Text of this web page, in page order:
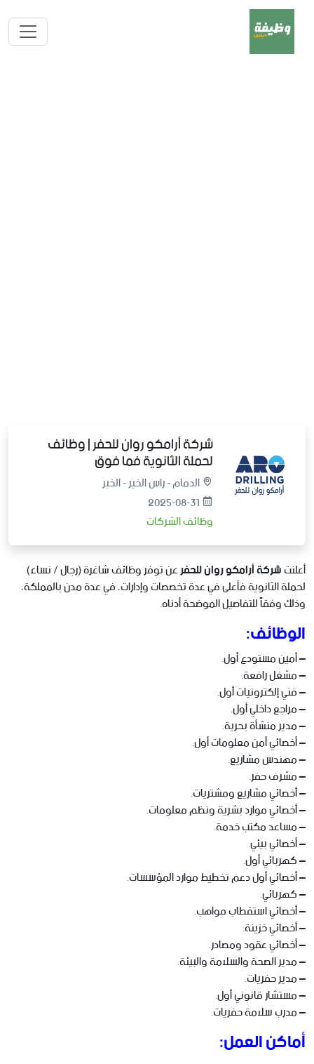
شركة أرامكو روان للحفر | وظائف
لحملة الثانوية فما فوق
الدمام - راس الخير - الخبر
2025-08-31
وظائف الشركات
أعلنتشركة أرامكو روان للحفرعن توفر وظائف شاغرة (رجال / نساء)
لحملة الثانوية فأعلى في عدة تخصصات وإدارات، في عدة مدن بالمملكة،
وذلك وفقاً للتفاصيل الموضحة أدناه.
الوظائف:
– أمين مستودع أول.
– مشغل رافعة.
– فني إلكترونيات أول.
– مراجع داخلي أول.
– مدير منشأة بحرية.
– أخصائي أمن معلومات أول.
– مهندس مشاريع.
– مشرف حفر.
– أخصائي مشاريع ومشتريات.
– أخصائي موارد بشرية ونظم معلومات.
– مساعد مكتب خدمة.
– أخصائي بيئي.
– كهربائي أول.
– أخصائي أول دعم تخطيط موارد المؤسسات.
– كهربائي.
– أخصائي استقطاب مواهب.
– أخصائي خزينة.
– أخصائي عقود ومصادر.
– مدير الصحة والسلامة والبيئة.
– مدير حفريات.
– مستشار قانوني أول.
– مدرب سلامة حفريات.
أماكن العمل: